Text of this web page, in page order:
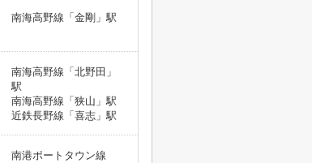
南海高野線「金剛」駅
南海高野線「北野田」
駅
南海高野線「狭山」駅
近鉄長野線「喜志」駅
南港ポートタウン線